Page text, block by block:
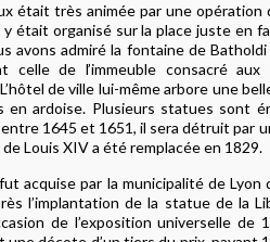
était très animée par une
était organisé sur la place juste en
avons admiré la fontaine de Batholdi
celle de l’immeuble consacré
de ville lui-même arbore une
ardoise. Plusieurs statues sont
1645 et 1651, il sera détruit par
Louis XIV a été remplacée en 1829.
acquise par la municipalité de Lyon
l’implantation de la statue de la
de l’exposition universelle de